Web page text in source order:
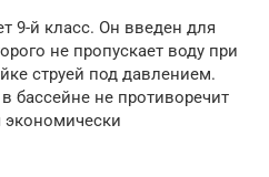
9-й класс. Он введен для
не пропускает воду при
струей под давлением.
бассейне не противоречит
экономически